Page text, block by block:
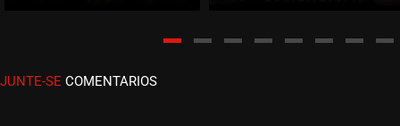
JUNTE-SE COMENTARIOS